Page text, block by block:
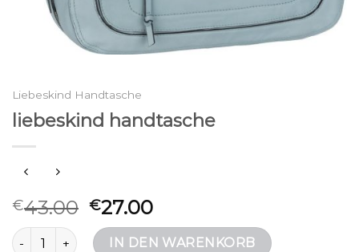
Liebeskind Handtasche
liebeskind handtasche
€43.00 €27.00
liebeskind handtasche Menge
IN DEN WARENKORB